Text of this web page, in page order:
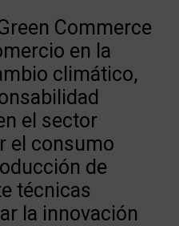
Commerce
en la
climático,
el sector
el consumo
de
técnicas
la innovación